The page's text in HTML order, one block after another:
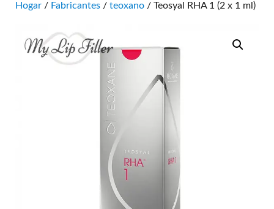
Hogar / Fabricantes / teoxano / Teosyal RHA 1 (2 x 1 ml)